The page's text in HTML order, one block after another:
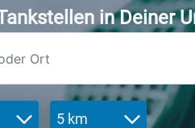
in Deiner
5 km